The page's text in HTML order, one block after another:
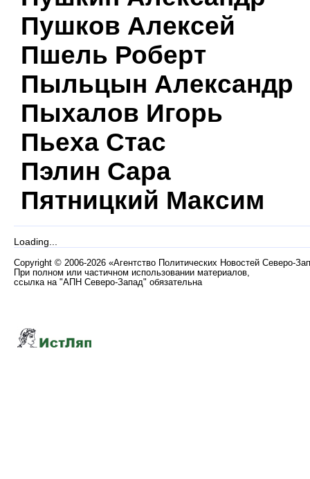
Пушков Алексей
Пшель Роберт
Пыльцын Александр
Пыхалов Игорь
Пьеха Стас
Пэлин Сара
Пятницкий Максим
Loading...
Copyright © 2006-2026 «Агентство Политических Новостей Северо-
При полном или частичном использовании материалов,
ссылка на "АПН Северо-Запад" обязательна